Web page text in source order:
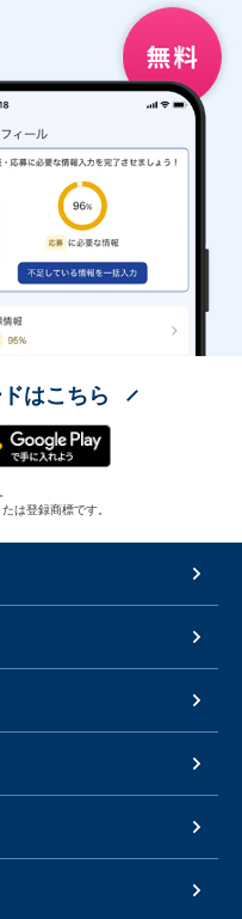
はこちら
は登録商標です。